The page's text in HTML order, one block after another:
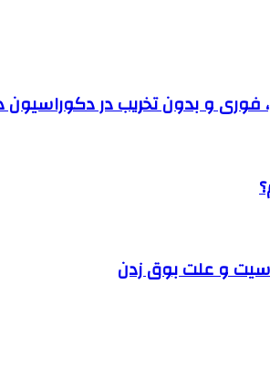
فوری و بدون تخریب در دکوراسیون
و علت بوق زدن